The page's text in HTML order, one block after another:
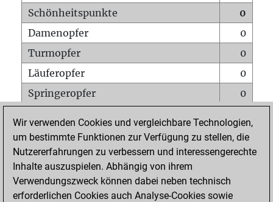
Schönheitspunkte
0
Damenopfer
0
Turmopfer
0
Läuferopfer
0
Springeropfer
0
Matt auf vollem Brett
0
Bauer setzt Matt
0
Erstickte Matts
Unterverwandlungen
Wir verwenden Cookies und vergleichbare Technologien,
um bestimmte Funktionen zur Verfügung zu stellen, die
Nutzererfahrungen zu verbessern und interessengerechte
Inhalte auszuspielen. Abhängig von ihrem
Verwendungszweck können dabei neben technisch
erforderlichen Cookies auch Analyse-Cookies sowie